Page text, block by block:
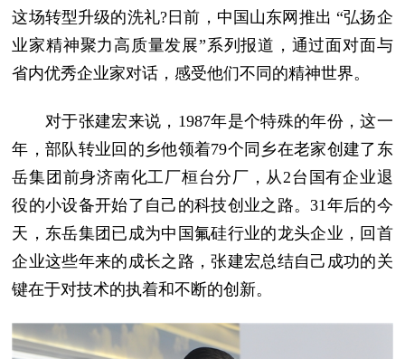
这场转型升级的洗礼?日前，中国山东网推出 “弘扬企
业家精神聚力高质量发展”系列报道，通过面对面与
省内优秀企业家对话，感受他们不同的精神世界。
对于张建宏来说，1987年是个特殊的年份，这一
年，部队转业回的乡他领着79个同乡在老家创建了东
岳集团前身济南化工厂桓台分厂，从2台国有企业退
役的小设备开始了自己的科技创业之路。31年后的今
天，东岳集团已成为中国氟硅行业的龙头企业，回首
企业这些年来的成长之路，张建宏总结自己成功的关
键在于对技术的执着和不断的创新。